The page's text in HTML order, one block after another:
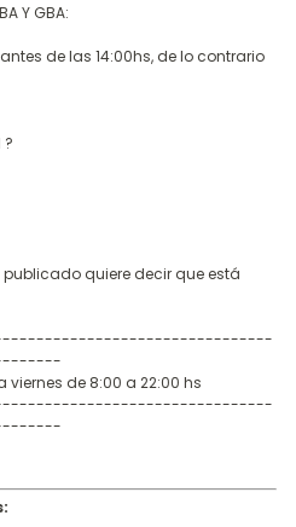
Y GBA:
de las 14:00hs, de lo contrario
?
publicado quiere decir que está
a viernes de 8:00 a 22:00 hs